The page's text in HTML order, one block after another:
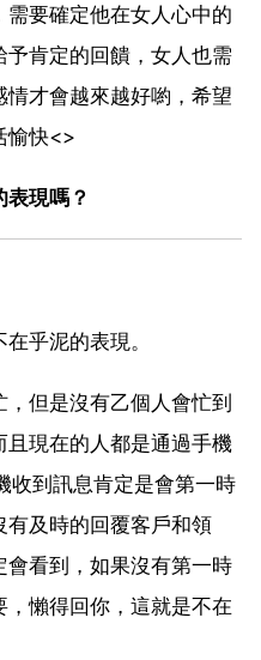
要確定他在女人心中的
肯定的回饋，女人也需
才會越來越好喲，希望
愉快<>
現嗎？
乎泥的表現。
但是沒有乙個人會忙到
現在的人都是通過手機
收到訊息肯定是會第一時
有及時的回覆客戶和領
看到，如果沒有第一時
懶得回你，這就是不在